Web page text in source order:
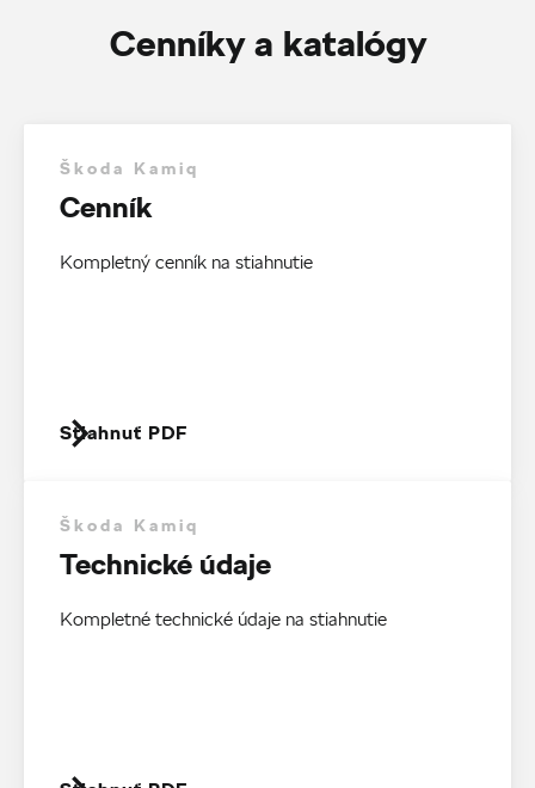
Cenníky a katalógy
Škoda Kamiq
Cenník
Kompletný cenník na stiahnutie
Stiahnuť PDF
Škoda Kamiq
Technické údaje
Kompletné technické údaje na stiahnutie